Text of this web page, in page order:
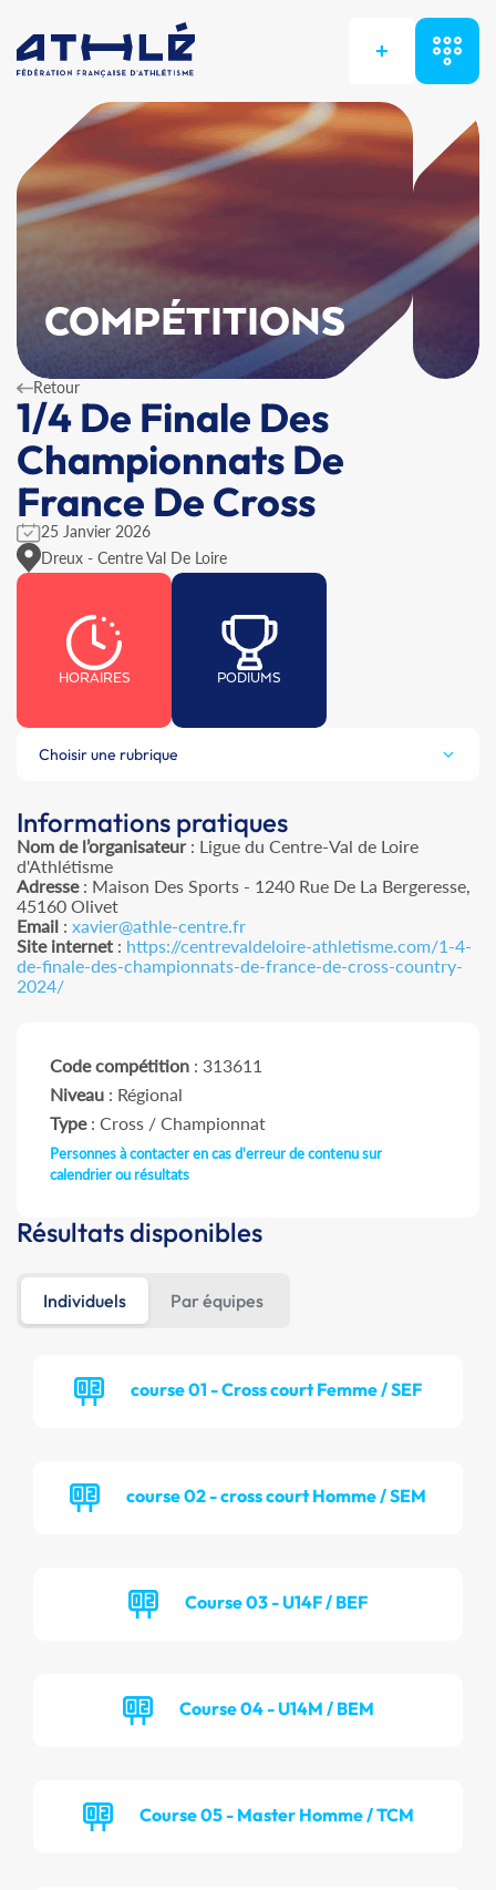
+
COMPÉTITIONS
Retour
1/4 De Finale Des
Championnats De
France De Cross
25 Janvier 2026
Dreux - Centre Val De Loire
HORAIRES PODIUMS
Choisir une rubrique
Informations pratiques
Nom de l’organisateur: Ligue du Centre-Val de Loire
d'Athlétisme
Adresse: Maison Des Sports - 1240 Rue De La Bergeresse,
45160 Olivet
Email : xavier@athle-centre.fr
Site internet : https://centrevaldeloire-athletisme.com/1-4-
de-finale-des-championnats-de-france-de-cross-country-
2024/
Code compétition : 313611
Niveau : Régional
Type: Cross / Championnat
Personnes à contacter en cas d'erreur de contenu sur
calendrier ou résultats
Résultats disponibles
Individuels Par équipes
course 01 - Cross court Femme / SEF
course 02 - cross court Homme / SEM
Course 03 - U14F / BEF
Course 04 - U14M / BEM
Course 05 - Master Homme / TCM